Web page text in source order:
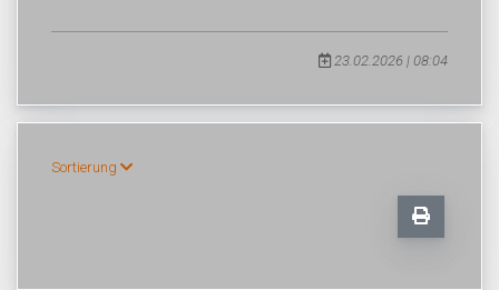
23.02.2026 | 08:04
Sortierung